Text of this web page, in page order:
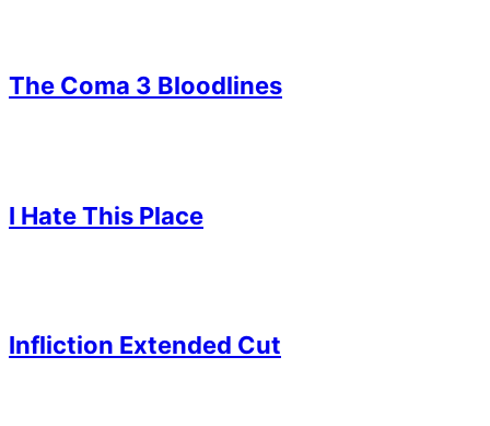
The Coma 3 Bloodlines
I Hate This Place
Infliction Extended Cut